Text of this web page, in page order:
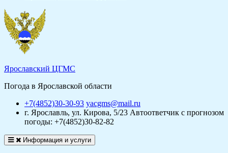
Ярославский ЦГМС
Погода в Ярославской области
+7(4852)30-30-93 yacgms@mail.ru
г. Ярославль, ул. Кирова, 5/23 Автоответчик с прогнозом
погоды: +7(4852)30-82-82
Информация и услуги